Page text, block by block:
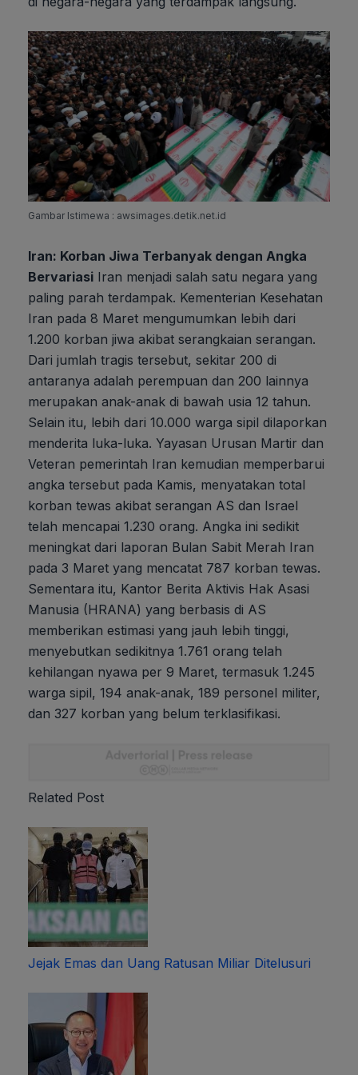
Gambar Istimewa : awsimages.detik.net.id
Iran: Korban Jiwa Terbanyak dengan Angka
Bervariasi Iran menjadi salah satu negara yang
paling parah terdampak. Kementerian Kesehatan
Iran pada 8 Maret mengumumkan lebih dari
1.200 korban jiwa akibat serangkaian serangan.
Dari jumlah tragis tersebut, sekitar 200 di
antaranya adalah perempuan dan 200 lainnya
merupakan anak-anak di bawah usia 12 tahun.
Selain itu, lebih dari 10.000 warga sipil dilaporkan
menderita luka-luka. Yayasan Urusan Martir dan
Veteran pemerintah Iran kemudian memperbarui
angka tersebut pada Kamis, menyatakan total
korban tewas akibat serangan AS dan Israel
telah mencapai 1.230 orang. Angka ini sedikit
meningkat dari laporan Bulan Sabit Merah Iran
pada 3 Maret yang mencatat 787 korban tewas.
Sementara itu, Kantor Berita Aktivis Hak Asasi
Manusia (HRANA) yang berbasis di AS
memberikan estimasi yang jauh lebih tinggi,
menyebutkan sedikitnya 1.761 orang telah
kehilangan nyawa per 9 Maret, termasuk 1.245
warga sipil, 194 anak-anak, 189 personel militer,
dan 327 korban yang belum terklasifikasi.
Related Post
Jejak Emas dan Uang Ratusan Miliar Ditelusuri